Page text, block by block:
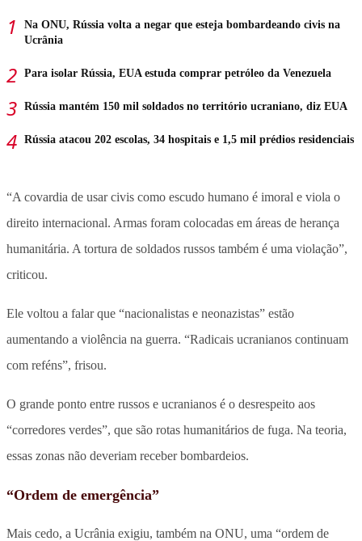
Na ONU, Rússia volta a negar que esteja bombardeando civis na
Ucrânia
Para isolar Rússia, EUA estuda comprar petróleo da Venezuela
Rússia mantém 150 mil soldados no território ucraniano, diz EUA
Rússia atacou 202 escolas, 34 hospitais e 1,5 mil prédios residenciais
“A covardia de usar civis como escudo humano é imoral e viola o
direito internacional. Armas foram colocadas em áreas de herança
humanitária. A tortura de soldados russos também é uma violação”,
criticou.
Ele voltou a falar que “nacionalistas e neonazistas” estão
aumentando a violência na guerra. “Radicais ucranianos continuam
com reféns”, frisou.
O grande ponto entre russos e ucranianos é o desrespeito aos
“corredores verdes”, que são rotas humanitários de fuga. Na teoria,
essas zonas não deveriam receber bombardeios.
“Ordem de emergência”
Mais cedo, a Ucrânia exigiu, também na ONU, uma “ordem de